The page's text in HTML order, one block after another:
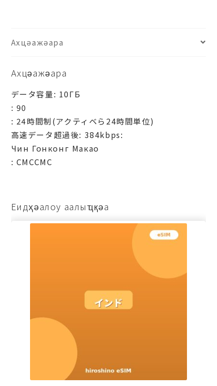
Ахцәажәара
Ахцәажәара
データ容量: 10ГБ
: 90
: 24時間制(アクティベら24時間単位)
高速データ超過後: 384kbps:
Чин Гонконг Макао
: СМССМС
Еидҳәалоу аалыҵқәа